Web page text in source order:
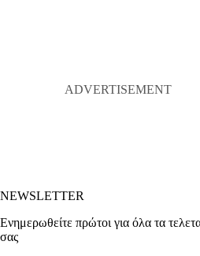
NEWSLETTER
Ενημερωθείτε πρώτοι για όλα τα
σας